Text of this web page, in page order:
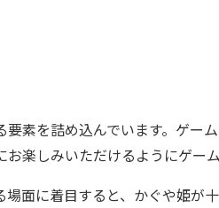
素を詰め込んでいます。ゲー
楽しみいただけるようにゲー
面に着目すると、かぐや姫が